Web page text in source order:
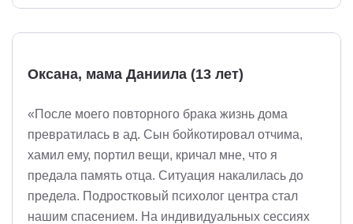
Оксана, мама Даниила (13 лет)
«После моего повторного брака жизнь дома
превратилась в ад. Сын бойкотировал отчима,
хамил ему, портил вещи, кричал мне, что я
предала память отца. Ситуация накалилась до
предела. Подростковый психолог центра стал
нашим спасением. На индивидуальных сессиях